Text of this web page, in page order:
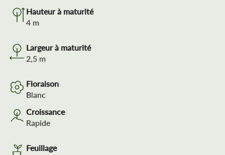
Hauteur à maturité
4 m
Largeur à maturité
2,5 m
Floraison
Blanc
Croissance
Rapide
Feuillage